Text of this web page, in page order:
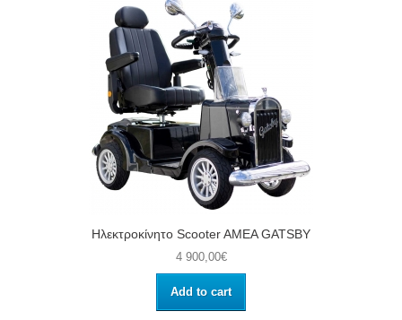
Ηλεκτροκίνητο Scooter AMEA GATSBY
4 900,00€
Add to cart